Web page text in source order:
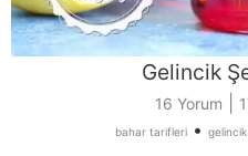
Gelincik
16 Yorum
bahar tarifleri•